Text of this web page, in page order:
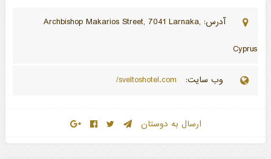
آدرس: Archbishop Makarios Street, 7041 Larnaka,
Cyprus
وب سایت:
ارسال به دوستان